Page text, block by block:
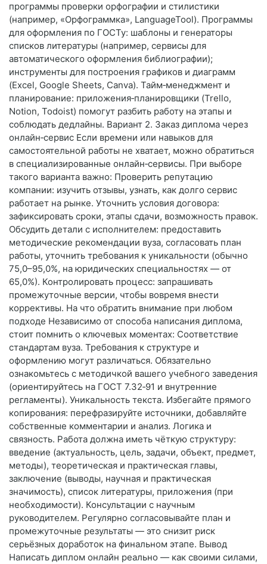
программы проверки орфографии и стилистики
(например, «Орфограммка», LanguageTool). Программы
для оформления по ГОСТу: шаблоны и генераторы
списков литературы (например, сервисы для
автоматического оформления библиографии);
инструменты для построения графиков и диаграмм
(Excel, Google Sheets, Canva). Тайм‑менеджмент и
планирование: приложения‑планировщики (Trello,
Notion, Todoist) помогут разбить работу на этапы и
соблюдать дедлайны. Вариант 2. Заказ диплома через
онлайн‑сервис Если времени или навыков для
самостоятельной работы не хватает, можно обратиться
в специализированные онлайн‑сервисы. При выборе
такого варианта важно: Проверить репутацию
компании: изучить отзывы, узнать, как долго сервис
работает на рынке. Уточнить условия договора:
зафиксировать сроки, этапы сдачи, возможность правок.
Обсудить детали с исполнителем: предоставить
методические рекомендации вуза, согласовать план
работы, уточнить требования к уникальности (обычно
75,0–95,0%, на юридических специальностях — от
65,0%). Контролировать процесс: запрашивать
промежуточные версии, чтобы вовремя внести
коррективы. На что обратить внимание при любом
подходе Независимо от способа написания диплома,
стоит помнить о ключевых моментах: Соответствие
стандартам вуза. Требования к структуре и
оформлению могут различаться. Обязательно
ознакомьтесь с методичкой вашего учебного заведения
(ориентируйтесь на ГОСТ 7.32‑91 и внутренние
регламенты). Уникальность текста. Избегайте прямого
копирования: перефразируйте источники, добавляйте
собственные комментарии и анализ. Логика и
связность. Работа должна иметь чёткую структуру:
введение (актуальность, цель, задачи, объект, предмет,
методы), теоретическая и практическая главы,
заключение (выводы, научная и практическая
значимость), список литературы, приложения (при
необходимости). Консультации с научным
руководителем. Регулярно согласовывайте план и
промежуточные результаты — это снизит риск
серьёзных доработок на финальном этапе. Вывод
Написать диплом онлайн реально — как своими силами,